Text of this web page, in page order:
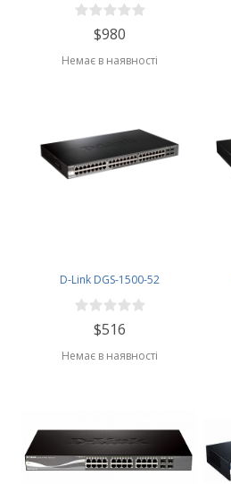
$980
Немає в наявності
D-Link DGS-1500-52
$516
Немає в наявності